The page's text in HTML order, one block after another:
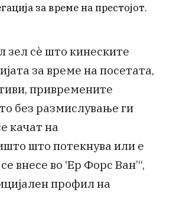
за време на престојот.
зел сè што кинеските
за време на посетата,
привремените
без размислување ги
качат на
што потекнува или е
внесе во ‘Ер Форс Ван’“,
профил на